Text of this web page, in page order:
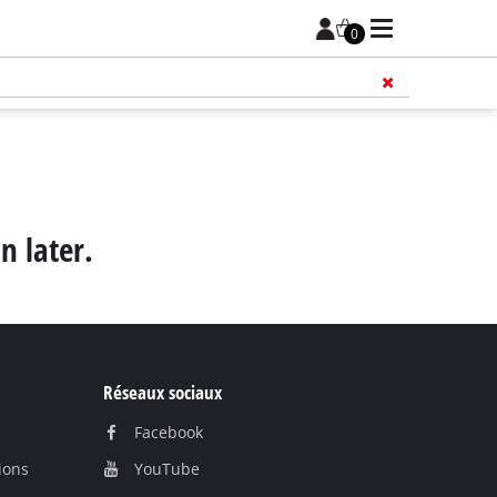
0
later.
Réseaux sociaux
Facebook
YouTube